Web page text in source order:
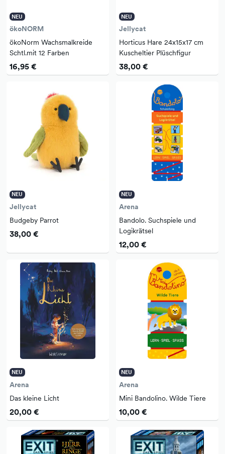
NEU
ökoNORM
ökoNorm Wachsmalkreide
Schtl.mit 12 Farben
16,95 €
NEU
Jellycat
Horticus Hare 24x15x17 cm
Kuscheltier Plüschfigur
38,00 €
NEU
Jellycat
Budgeby Parrot
38,00 €
NEU
Arena
Bandolo. Suchspiele und
Logikrätsel
12,00 €
NEU
Arena
Das kleine Licht
20,00 €
NEU
Arena
Mini Bandolino. Wilde Tiere
10,00 €